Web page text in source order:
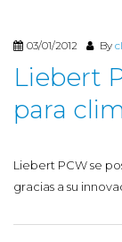
03/01/2012 By
Liebert
para
Liebert PCW se
gracias a su